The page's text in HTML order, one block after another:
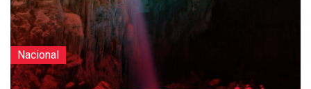
Nacional